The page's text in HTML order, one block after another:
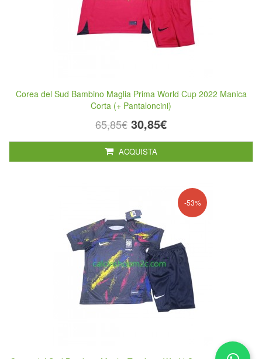
Corea del Sud Bambino Maglia Prima World Cup 2022 Manica
Corta (+ Pantaloncini)
65,85€ 30,85€
ACQUISTA
-53%